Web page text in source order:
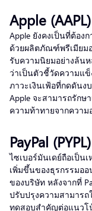
Apple (AAPL)
Apple ยังคงเป็นที่ต้อง
ด้วยผลิตภัณฑ์พรีเมียมอ
รับความนิยมอย่างล้น
ว่าเป็นตัวชี้วัดความแข็
ภาวะเงินเฟ้อที่กดดัน
Apple จะสามารถรักษ
ความท้าทายจากควา
PayPal (PYPL)
ไซเบอร์มันเดย์ถือเป็น
เพิ่มขึ้นของธุรกรรมอ
ของบริษัท หลังจากที่
ปรับปรุงความสามาร
ทดสอบสำคัญต่อแนวโ